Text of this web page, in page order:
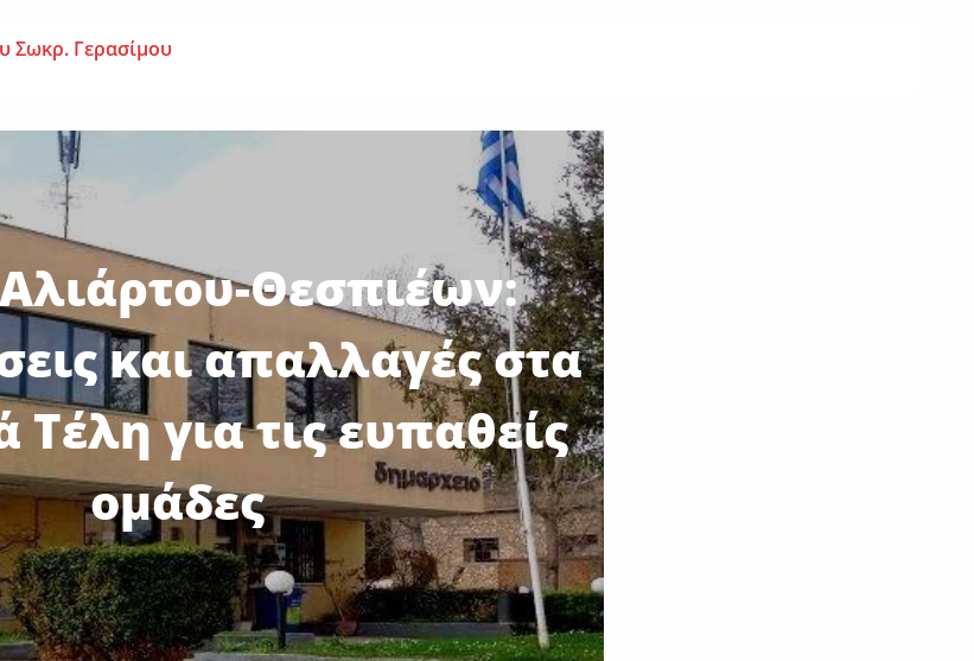
Σωκρ. Γερασίμου
από τη σκαλωσιά
(Κουκουλούδη)
ηλικία...
Θεσπιέων:
και απαλλαγές στα
Τέλη για τις ευπαθείς
ομάδες